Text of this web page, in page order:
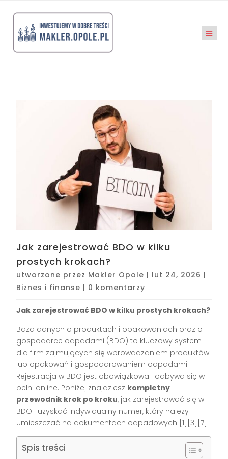
Jak zarejestrować BDO w kilku
prostych krokach?
utworzone przez Makler Opole | lut 24, 2026 |
Biznes i finanse | 0 komentarzy
Jak zarejestrować BDO w kilku prostych krokach?
Baza danych o produktach i opakowaniach oraz o
gospodarce odpadami (BDO) to kluczowy system
dla firm zajmujących się wprowadzaniem produktów
lub opakowań i gospodarowaniem odpadami.
Rejestracja w BDO jest obowiązkowa i odbywa się w
pełni online. Poniżej znajdziesz kompletny
przewodnik krok po kroku, jak zarejestrować się w
BDO i uzyskać indywidualny numer, który należy
umieszczać na dokumentach odpadowych [1][3][7] .
Spis treści